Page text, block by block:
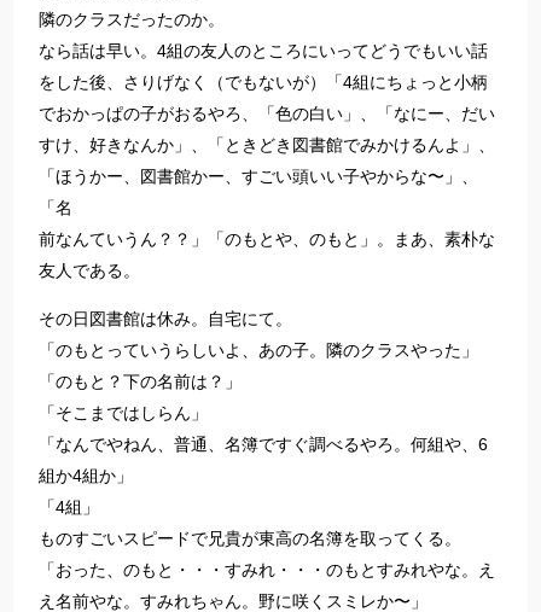
隣のクラスだったのか。
なら話は早い。4組の友人のところにいってどうでもいい話
をした後、さりげなく（でもないが）「4組にちょっと小柄
でおかっぱの子がおるやろ、「色の白い」、「なにー、だい
すけ、好きなんか」、「ときどき図書館でみかけるんよ」、
「ほうかー、図書館かー、すごい頭いい子やからな〜」、
「名
前なんていうん？？」「のもとや、のもと」。まあ、素朴な
友人である。
その日図書館は休み。自宅にて。
「のもとっていうらしいよ、あの子。隣のクラスやった」
「のもと？下の名前は？」
「そこまではしらん」
「なんでやねん、普通、名簿ですぐ調べるやろ。何組や、6
組か4組か」
「4組」
ものすごいスピードで兄貴が東高の名簿を取ってくる。
「おった、のもと・・・すみれ・・・のもとすみれやな。え
え名前やな。すみれちゃん。野に咲くスミレか〜」